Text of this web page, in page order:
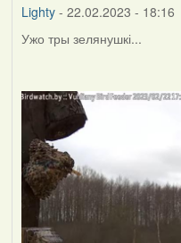
Lighty- 22.02.2023 - 18:16
Ужо тры зелянушкі...